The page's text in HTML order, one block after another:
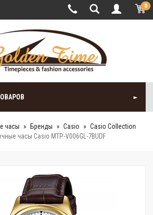
0
часы Бренды Casio
Casio Collection
часы Casio MTP-V006GL-7BUDF